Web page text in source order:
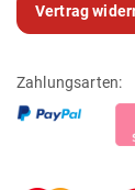
Vertrag
Zahlungsarten: